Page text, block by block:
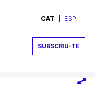
CAT ESP
SUBSCRIU-TE